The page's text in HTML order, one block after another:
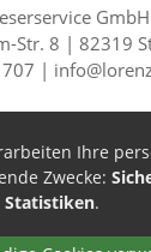
Str. 8 | 82319
|
Ihre
Zwecke:
Statistiken.